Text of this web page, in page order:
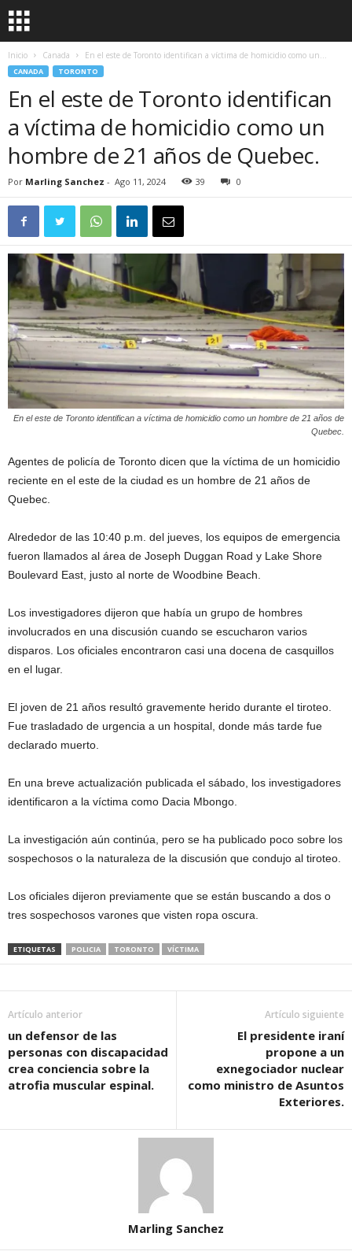
Inicio Canada En el este de Toronto identifican a víctima de homicidio como un...
CANADA TORONTO
En el este de Toronto identifican
a víctima de homicidio como un
hombre de 21 años de Quebec.
Por Marling Sanchez - Ago 11, 2024 39 0
En el este de Toronto identifican a víctima de homicidio como un hombre de 21 años de
Quebec.
Agentes de policía de Toronto dicen que la víctima de un homicidio
reciente en el este de la ciudad es un hombre de 21 años de
Quebec.
Alrededor de las 10:40 p.m. del jueves, los equipos de emergencia
fueron llamados al área de Joseph Duggan Road y Lake Shore
Boulevard East, justo al norte de Woodbine Beach.
Los investigadores dijeron que había un grupo de hombres
involucrados en una discusión cuando se escucharon varios
disparos. Los oficiales encontraron casi una docena de casquillos
en el lugar.
El joven de 21 años resultó gravemente herido durante el tiroteo.
Fue trasladado de urgencia a un hospital, donde más tarde fue
declarado muerto.
En una breve actualización publicada el sábado, los investigadores
identificaron a la víctima como Dacia Mbongo.
La investigación aún continúa, pero se ha publicado poco sobre los
sospechosos o la naturaleza de la discusión que condujo al tiroteo.
Los oficiales dijeron previamente que se están buscando a dos o
tres sospechosos varones que visten ropa oscura.
ETIQUETAS POLICIA TORONTO VÍCTIMA
Artículo anterior
un defensor de las
personas con discapacidad
crea conciencia sobre la
atrofia muscular espinal.
Artículo siguiente
El presidente iraní
propone a un
exnegociador nuclear
como ministro de Asuntos
Exteriores.
Marling Sanchez